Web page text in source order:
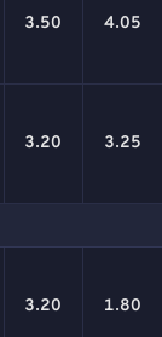
3.50 4.05
3.20 3.25
3.20 1.80